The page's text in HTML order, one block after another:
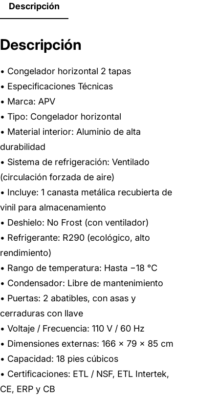
Descripción
Descripción
• Congelador horizontal 2 tapas
• Especificaciones Técnicas
• Marca: APV
• Tipo: Congelador horizontal
• Material interior: Aluminio de alta
durabilidad
• Sistema de refrigeración: Ventilado
(circulación forzada de aire)
• Incluye: 1 canasta metálica recubierta de
vinil para almacenamiento
• Deshielo: No Frost (con ventilador)
• Refrigerante: R290 (ecológico, alto
rendimiento)
• Rango de temperatura: Hasta −18 °C
• Condensador: Libre de mantenimiento
• Puertas: 2 abatibles, con asas y
cerraduras con llave
• Voltaje / Frecuencia: 110 V / 60 Hz
• Dimensiones externas: 166 × 79 × 85 cm
• Capacidad: 18 pies cúbicos
• Certificaciones: ETL / NSF, ETL Intertek,
CE, ERP y CB